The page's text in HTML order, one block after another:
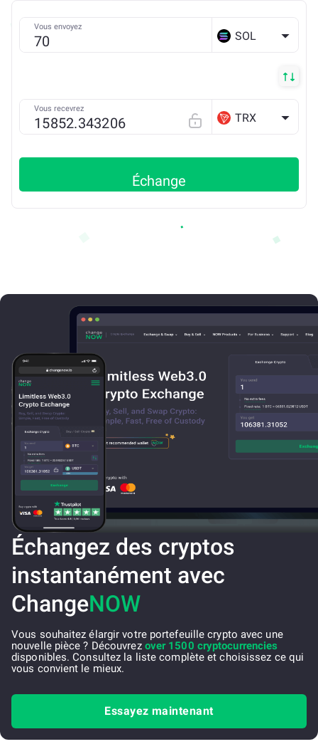
Vous envoyez
SOL
Vous recevrez
TRX
Échange
Échangez des cryptos
instantanément avec
ChangeNOW
Vous souhaitez élargir votre portefeuille crypto avec une
nouvelle pièce ? Découvrez over 1500 cryptocurrencies
disponibles. Consultez la liste complète et choisissez ce qui
vous convient le mieux.
Essayez maintenant